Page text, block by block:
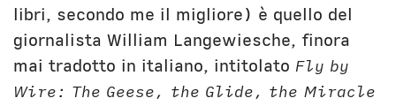
libri, secondo me il migliore) è quello del
giornalista William Langewiesche, finora
mai tradotto in italiano, intitolato Fly by
Wire: The Geese, the Glide, the Miracle